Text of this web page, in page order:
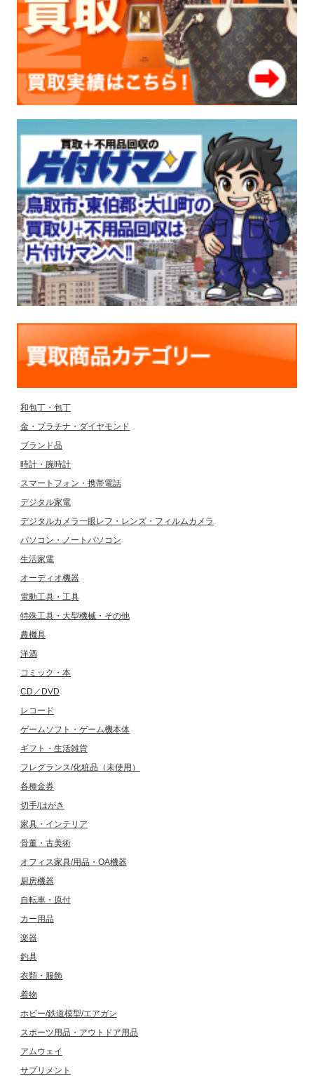
和包丁・包丁
金・プラチナ・ダイヤモンド
ブランド品
時計・腕時計
スマートフォン・携帯電話
デジタル家電
デジタルカメラ一眼レフ・レンズ・フィルムカメラ
パソコン・ノートパソコン
生活家電
オーディオ機器
電動工具・工具
特殊工具・大型機械・その他
農機具
洋酒
コミック・本
CD／DVD
レコード
ゲームソフト・ゲーム機本体
ギフト・生活雑貨
フレグランス/化粧品（未使用）
各種金券
切手/はがき
家具・インテリア
骨董・古美術
オフィス家具/用品・OA機器
厨房機器
自転車・原付
カー用品
楽器
釣具
衣類・服飾
着物
ホビー/鉄道模型/エアガン
スポーツ用品・アウトドア用品
アムウェイ
サプリメント